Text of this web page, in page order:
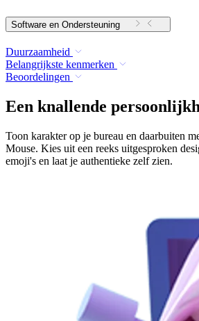
Software en Ondersteuning
Duurzaamheid
Belangrijkste kenmerken
Beoordelingen
Een knallende
Toon karakter op je bureau en daarbuiten
Mouse. Kies uit een reeks uitgesproken
emoji's en laat je authentieke zelf zien.